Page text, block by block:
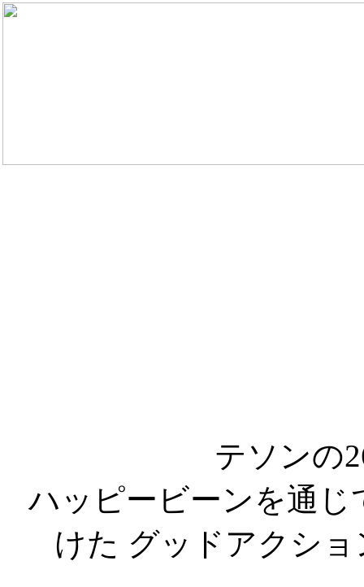
テソンの
ハッピービーンを通
けた グッドアクシ